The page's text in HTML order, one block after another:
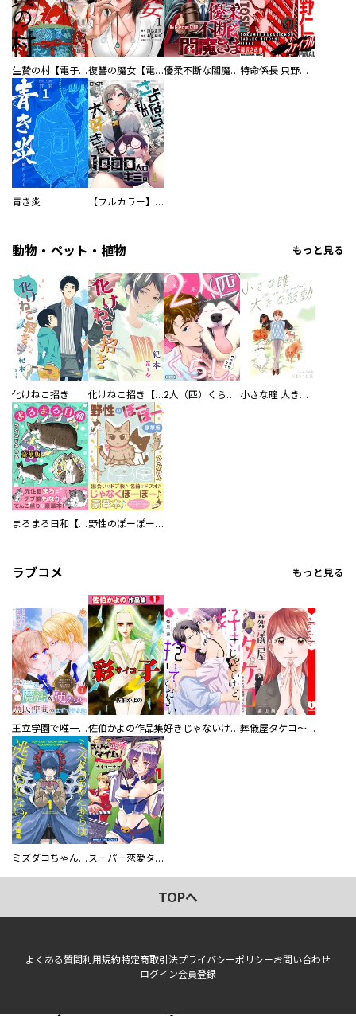
生贄の村【電子単行本版】 復讐の魔女【電子単行本版】 優柔不断な閻魔さま 特命係長 只野仁ファイナル 愛蔵版
青き炎 【フルカラー】さよなら、私の大好きな１０００人のキミ。
動物・ペット・植物 もっと見る
化けねこ招き 化けねこ招き【描きおろし付合冊版】 2人（匹）くらし。 小さな瞳 大きな鼓動
まろまろ日和【豪華版】 野性のぽーぽー【豪華版】
ラブコメ もっと見る
王立学園で唯一魔法が使えない庶民仲間のはずですよね～実は王子様で私を溺愛しているなんて告白はやめてください～佐伯かよの作品集 好きじゃないけど、抱いてください【電子単行本版／特典おまけ付き】 葬儀屋タケコ～あなたの最期、叶えます【電子単行本版】
ミズダコちゃんからは逃げられない！ スーパー恋愛タイム！～現場でドＳな彼女は自宅でデレる～
TOPへ
よくある質問利用規約特定商取引法プライバシーポリシーお問い合わせ
ログイン会員登録